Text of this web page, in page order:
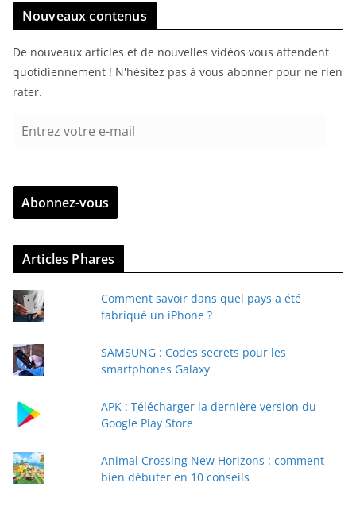
Nouveaux contenus
De nouveaux articles et de nouvelles vidéos vous attendent
quotidiennement ! N'hésitez pas à vous abonner pour ne rien
rater.
r
z
v
r
e
e
a
Abonnez-vous
Articles Phares
Comment savoir dans quel pays a été
fabriqué un iPhone ?
SAMSUNG : Codes secrets pour les
smartphones Galaxy
APK : Télécharger la dernière version du
Google Play Store
Animal Crossing New Horizons : comment
bien débuter en 10 conseils